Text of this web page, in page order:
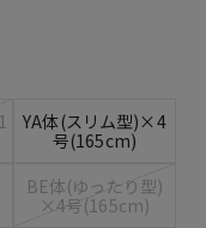
YA体(スリム型)×4
号(165cm)
BE体(ゆったり型)
×4号(165cm)